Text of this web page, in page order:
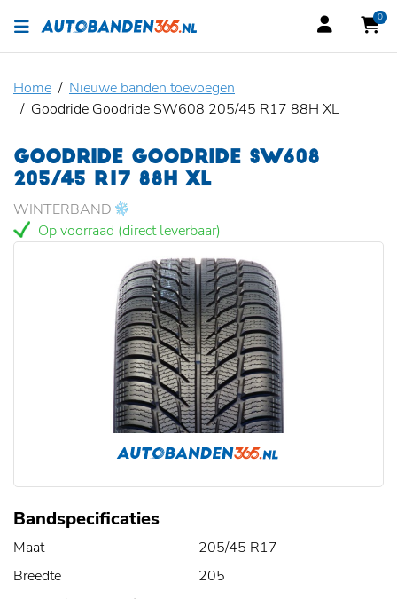
0
Home
Nieuwe banden toevoegen
Goodride Goodride SW608 205/45 R17 88H XL
GOODRIDE GOODRIDE SW608
205/45 R17 88H XL
WINTERBAND
Op voorraad (direct leverbaar)
Bandspecificaties
Maat
205/45 R17
Breedte
205